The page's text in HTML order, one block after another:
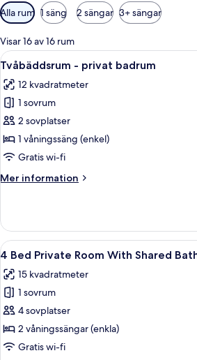
Tillgängliga
filter
för
rum
Alla rum 1 säng 2 sängar 3+ sängar
Visar 16 av 16 rum
Öppna
alla
foton
för
Tvåbäddsrum
-
privat
Ett litet
6
Tvåbäddsrum - privat badrum
12 kvadratmeter
1 sovrum
2 sovplatser
1 våningssäng (enkel)
Gratis wi-fi
Mer information
Mer
-
privat
badrum
Öppna
alla
foton
för
4
Bed
Private
7
4 Bed Private Room With Shared
15 kvadratmeter
1 sovrum
4 sovplatser
2 våningssängar (enkla)
Gratis wi-fi